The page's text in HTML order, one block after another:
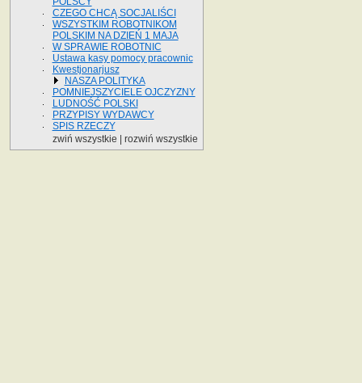
CZEGO CHCĄ SOCJALIŚCI
WSZYSTKIM ROBOTNIKOM
POLSKIM NA DZIEŃ 1 MAJA
W SPRAWIE ROBOTNIC
Ustawa kasy pomocy pracownic
Kwestjonarjusz
NASZA POLITYKA
POMNIEJSZYCIELE OJCZYZNY
LUDNOŚĆ POLSKI
PRZYPISY WYDAWCY
SPIS RZECZY
zwiń wszystkie | rozwiń wszystkie